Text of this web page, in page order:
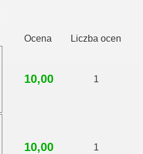
Ocena Liczba ocen
10,00 1
10,00 1